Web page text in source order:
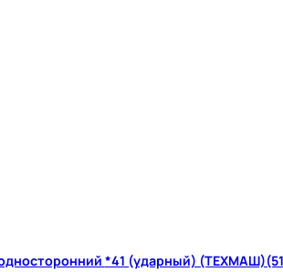
ключ накидной односторонний *41 (ударный)